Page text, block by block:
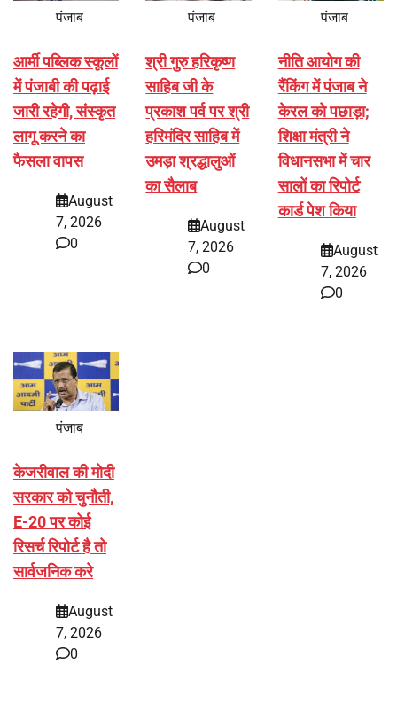
पंजाब
आर्मी पब्लिक स्कूलों
में पंजाबी की पढ़ाई
जारी रहेगी, संस्कृत
लागू करने का
फैसला वापस
August
7, 2026
0
पंजाब
श्री गुरु हरिकृष्ण
साहिब जी के
प्रकाश पर्व पर श्री
हरिमंदिर साहिब में
उमड़ा श्रद्धालुओं
का सैलाब
August
7, 2026
0
पंजाब
नीति आयोग की
रैंकिंग में पंजाब ने
केरल को पछाड़ा;
शिक्षा मंत्री ने
विधानसभा में चार
सालों का रिपोर्ट
कार्ड पेश किया
August
7, 2026
0
पंजाब
केजरीवाल की मोदी
सरकार को चुनौती,
E-20 पर कोई
रिसर्च रिपोर्ट है तो
सार्वजनिक करे
August
7, 2026
0